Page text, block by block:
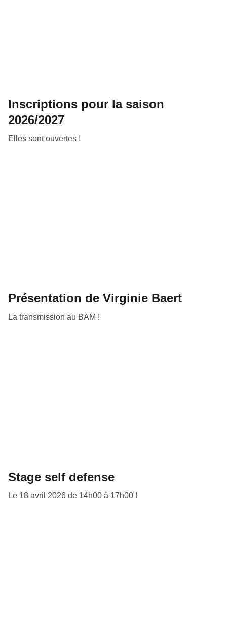
Inscriptions pour la saison
2026/2027
Elles sont ouvertes !
Présentation de Virginie Baert
La transmission au BAM !
Stage self defense
Le 18 avril 2026 de 14h00 à 17h00 !